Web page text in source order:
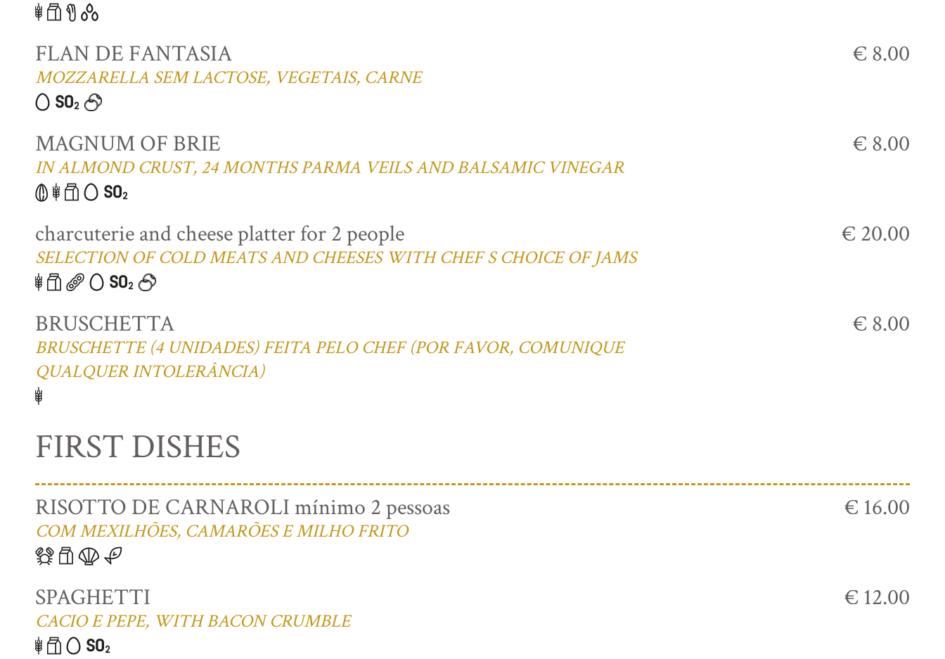
FLAN DE FANTASIA
MOZZARELLA SEM LACTOSE, VEGETAIS, CARNE
€ 8.00
MAGNUM OF BRIE
IN ALMOND CRUST, 24 MONTHS PARMA VEILS AND BALSAMIC VINEGAR
€ 8.00
charcuterie and cheese platter for 2 people
SELECTION OF COLD MEATS AND CHEESES WITH CHEF S CHOICE OF JAMS
€ 20.00
BRUSCHETTA
BRUSCHETTE (4 UNIDADES) FEITA PELO CHEF (POR FAVOR, COMUNIQUE
QUALQUER INTOLERÂNCIA)
€ 8.00
FIRST DISHES
RISOTTO DE CARNAROLI mínimo 2 pessoas
COM MEXILHÕES, CAMARÕES E MILHO FRITO
€ 16.00
SPAGHETTI
CACIO E PEPE, WITH BACON CRUMBLE
€ 12.00